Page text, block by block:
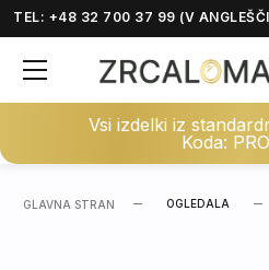
TEL: +48 32 700 37 99 (V
Vsi izdelki iz
Koda:
GLAVNA STRAN OGLEDALA